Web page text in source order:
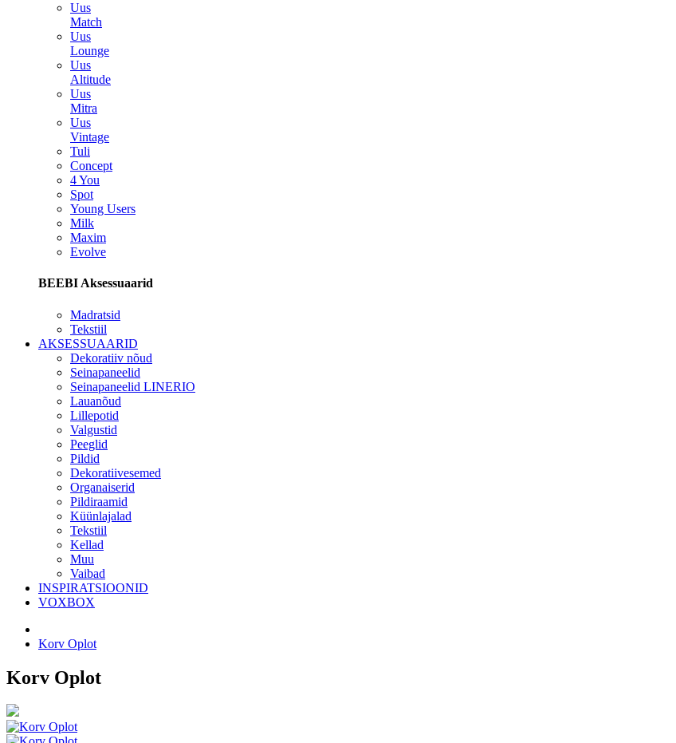
Uus
Match
Uus
Lounge
Uus
Altitude
Uus
Mitra
Uus
Vintage
Tuli
Concept
4 You
Spot
Young Users
Milk
Maxim
Evolve
BEEBI Aksessuaarid
Madratsid
Tekstiil
AKSESSUAARID
Dekoratiiv nõud
Seinapaneelid
Seinapaneelid LINERIO
Lauanõud
Lillepotid
Valgustid
Peeglid
Pildid
Dekoratiivesemed
Organaiserid
Pildiraamid
Küünlajalad
Tekstiil
Kellad
Muu
Vaibad
INSPIRATSIOONID
VOXBOX
Korv Oplot
Korv Oplot